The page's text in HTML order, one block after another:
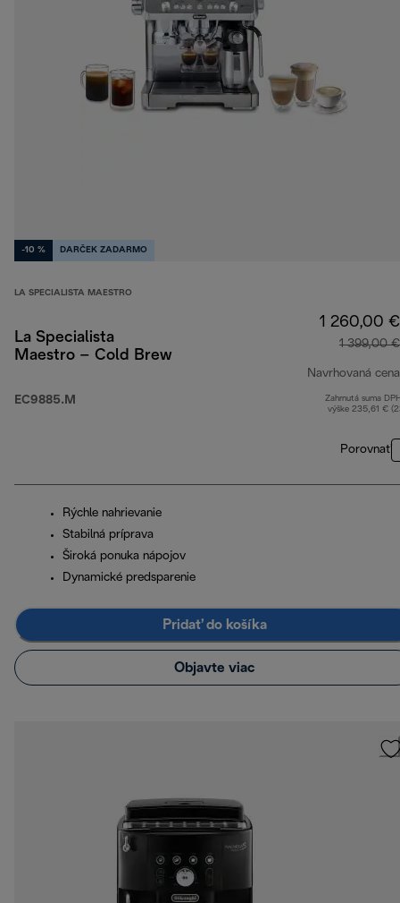
-10 % DARČEK ZADARMO
LA SPECIALISTA MAESTRO
La Specialista
Maestro – Cold Brew
EC9885.M
1 260,00 €
1 399,00 €
Navrhovaná cena
Zahrnutá suma
výške 235,61 €
Porovnať
Rýchle nahrievanie
Stabilná príprava
Široká ponuka nápojov
Dynamické predsparenie
Pridať do košíka
Objavte viac